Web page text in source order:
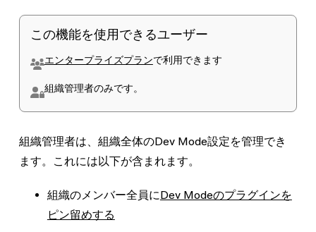
この機能を使用できるユーザー
エンタープライズプランで利用できます
組織管理者のみです。
組織管理者は、組織全体のDev Mode設定を管理でき
ます。これには以下が含まれます。
組織のメンバー全員にDev Modeのプラグインを
ピン留めする